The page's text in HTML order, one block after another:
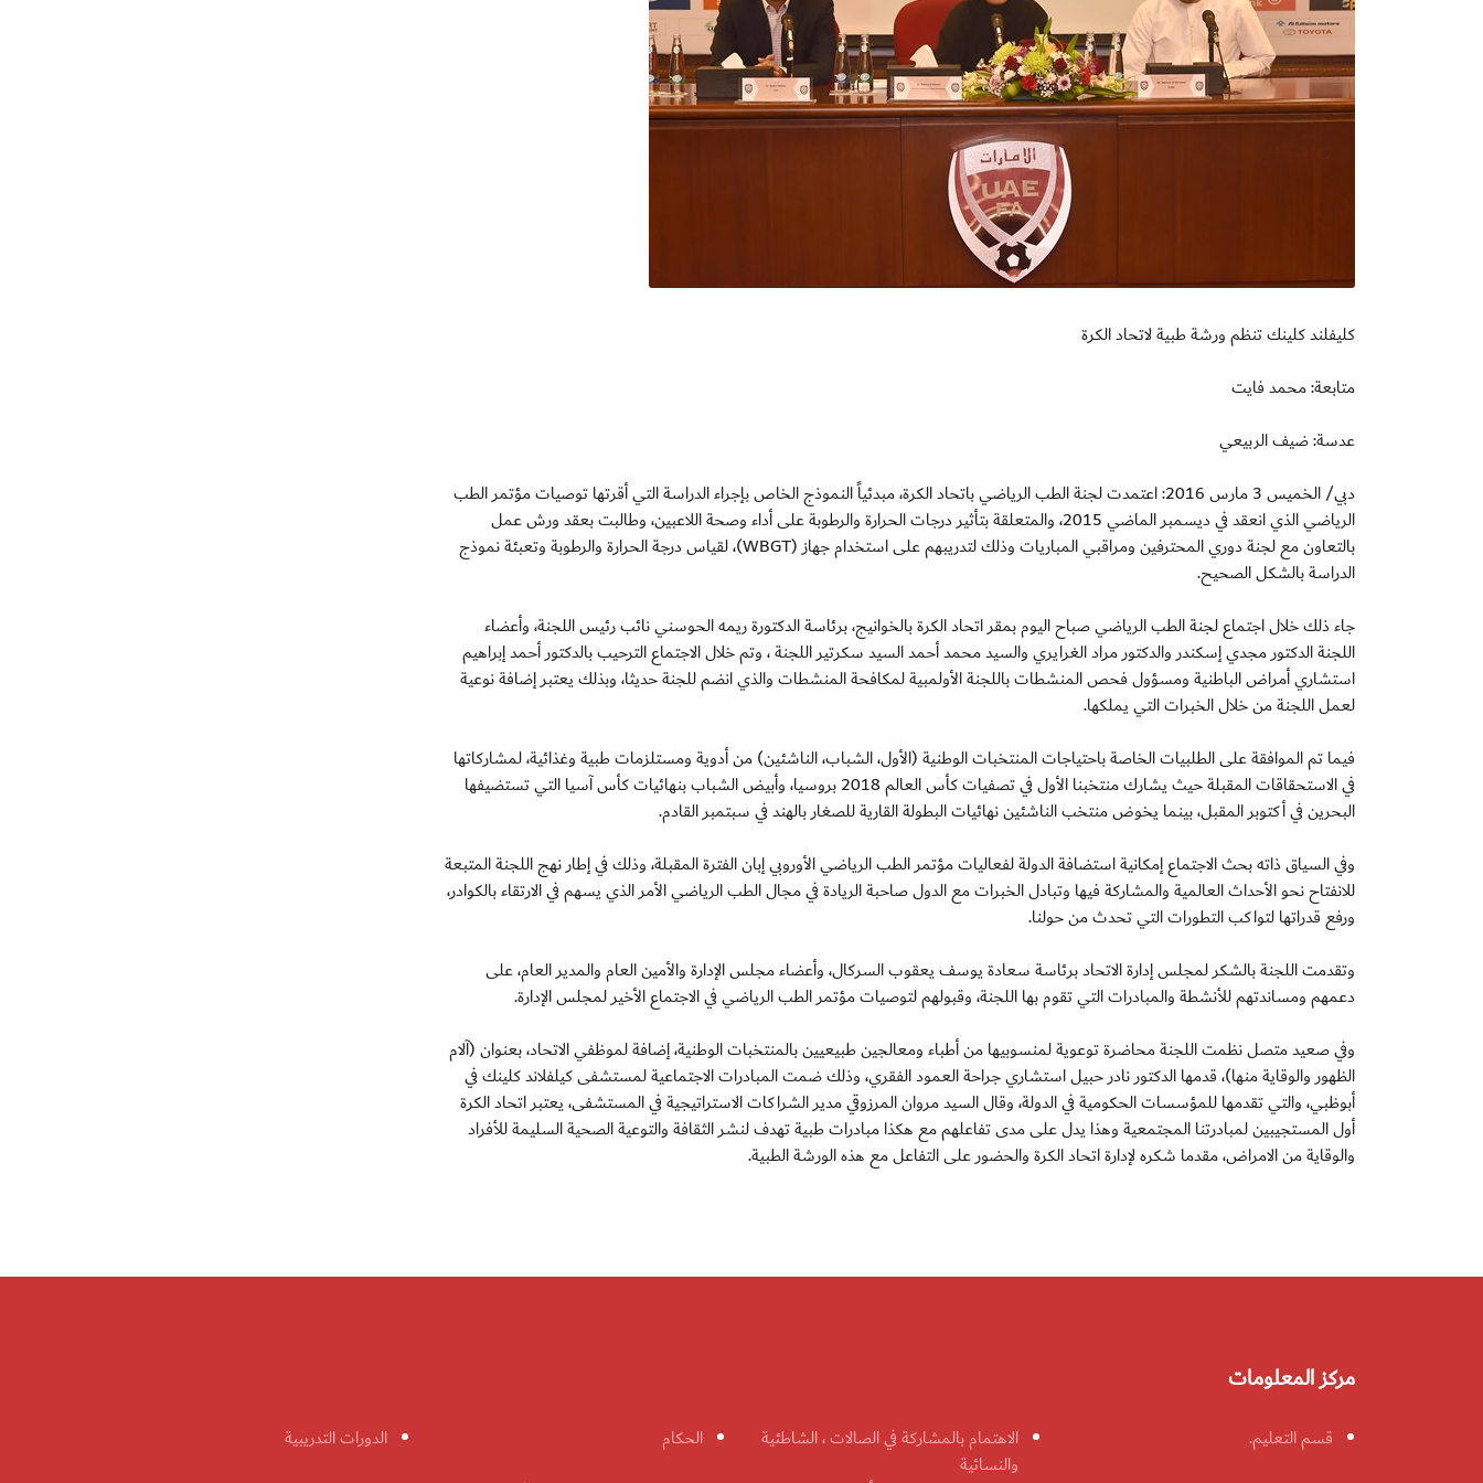
كليفلند كلينك تنظم ورشة طبية لاتحاد الكرة
متابعة: محمد فايت
عدسة: ضيف الربيعي
دبي/ الخميس 3 مارس 2016: اعتمدت لجنة الطب الرياضي باتحاد الكرة، مبدئياً النموذج الخاص بإجراء الدراسة التي أقرتها توصيات مؤتمر الطب
الرياضي الذي انعقد في ديسمبر الماضي 2015، والمتعلقة بتأثير درجات الحرارة والرطوبة على أداء وصحة اللاعبين، وطالبت بعقد ورش عمل
بالتعاون مع لجنة دوري المحترفين ومراقبي المباريات وذلك لتدريبهم على استخدام جهاز (WBGT)، لقياس درجة الحرارة والرطوبة وتعبئة نموذج
الدراسة بالشكل الصحيح.
جاء ذلك خلال اجتماع لجنة الطب الرياضي صباح اليوم بمقر اتحاد الكرة بالخوانيج، برئاسة الدكتورة ريمه الحوسني نائب رئيس اللجنة، وأعضاء
اللجنة الدكتور مجدي إسكندر والدكتور مراد الغرايري والسيد محمد أحمد السيد سكرتير اللجنة ، وتم خلال الاجتماع الترحيب بالدكتور أحمد إبراهيم
استشاري أمراض الباطنية ومسؤول فحص المنشطات باللجنة الأولمبية لمكافحة المنشطات والذي انضم للجنة حديثا، وبذلك يعتبر إضافة نوعية
لعمل اللجنة من خلال الخبرات التي يملكها.
فيما تم الموافقة على الطلبيات الخاصة باحتياجات المنتخبات الوطنية (الأول، الشباب، الناشئين) من أدوية ومستلزمات طبية وغذائية، لمشاركاتها
في الاستحقاقات المقبلة حيث يشارك منتخبنا الأول في تصفيات كأس العالم 2018 بروسيا، وأبيض الشباب بنهائيات كأس آسيا التي تستضيفها
البحرين في أكتوبر المقبل، بينما يخوض منتخب الناشئين نهائيات البطولة القارية للصغار بالهند في سبتمبر القادم.
وفي السياق ذاته بحث الاجتماع إمكانية استضافة الدولة لفعاليات مؤتمر الطب الرياضي الأوروبي إبان الفترة المقبلة، وذلك في إطار نهج اللجنة المتبعة
للانفتاح نحو الأحداث العالمية والمشاركة فيها وتبادل الخبرات مع الدول صاحبة الريادة في مجال الطب الرياضي الأمر الذي يسهم في الارتقاء بالكوادر،
ورفع قدراتها لتواكب التطورات التي تحدث من حولنا.
وتقدمت اللجنة بالشكر لمجلس إدارة الاتحاد برئاسة سعادة يوسف يعقوب السركال، وأعضاء مجلس الإدارة والأمين العام والمدير العام، على
دعمهم ومساندتهم للأنشطة والمبادرات التي تقوم بها اللجنة، وقبولهم لتوصيات مؤتمر الطب الرياضي في الاجتماع الأخير لمجلس الإدارة.
وفي صعيد متصل نظمت اللجنة محاضرة توعوية لمنسوبيها من أطباء ومعالجين طبيعيين بالمنتخبات الوطنية، إضافة لموظفي الاتحاد، بعنوان (آلام
الظهور والوقاية منها)، قدمها الدكتور نادر حبيل استشاري جراحة العمود الفقري، وذلك ضمت المبادرات الاجتماعية لمستشفى كيلفلاند كلينك في
أبوظبي، والتي تقدمها للمؤسسات الحكومية في الدولة، وقال السيد مروان المرزوقي مدير الشراكات الاستراتيجية في المستشفى، يعتبر اتحاد الكرة
أول المستجيبين لمبادرتنا المجتمعية وهذا يدل على مدى تفاعلهم مع هكذا مبادرات طبية تهدف لنشر الثقافة والتوعية الصحية السليمة للأفراد
والوقاية من الامراض، مقدما شكره لإدارة اتحاد الكرة والحضور على التفاعل مع هذه الورشة الطبية.
مركز المعلومات
قسم التعليم.
الاهتمام بالمشاركة في الصالات ، الشاطئية
والنسائية
الحكام
الدورات التدريبية